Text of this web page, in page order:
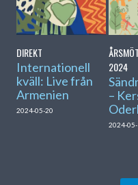
DIREKT
Internationell
kväll: Live från
Armenien
2024-05-20
2024
–
2024-